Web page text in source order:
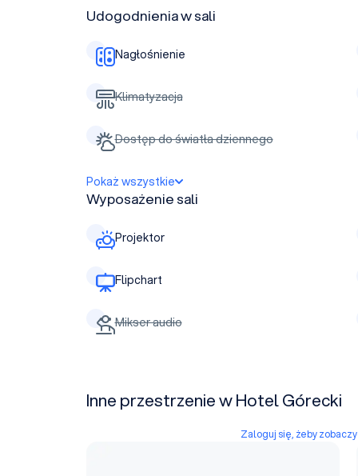
Udogodnienia w sali
Nagłośnienie
Klimatyzacja
Dostęp do światła dziennego
Pokaż wszystkie
Wyposażenie sali
Projektor
Flipchart
Mikser audio
Inne przestrzenie w Hotel Górecki
Zaloguj się, żeby